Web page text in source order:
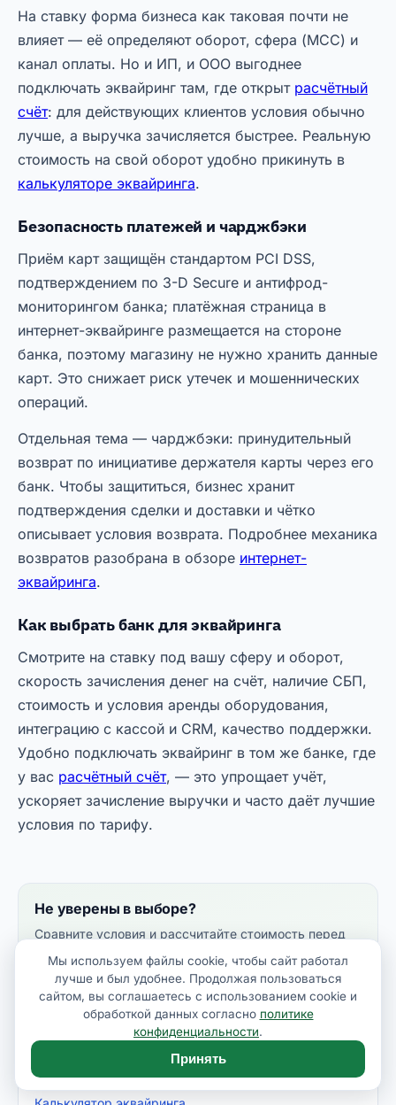
На ставку форма бизнеса как таковая почти не
влияет — её определяют оборот, сфера (MCC) и
канал оплаты. Но и ИП, и ООО выгоднее
подключать эквайринг там, где открыт расчётный
счёт: для действующих клиентов условия обычно
лучше, а выручка зачисляется быстрее. Реальную
стоимость на свой оборот удобно прикинуть в
калькуляторе эквайринга.
Безопасность платежей и чарджбэки
Приём карт защищён стандартом PCI DSS,
подтверждением по 3-D Secure и антифрод-
мониторингом банка; платёжная страница в
интернет-эквайринге размещается на стороне
банка, поэтому магазину не нужно хранить данные
карт. Это снижает риск утечек и мошеннических
операций.
Отдельная тема — чарджбэки: принудительный
возврат по инициативе держателя карты через его
банк. Чтобы защититься, бизнес хранит
подтверждения сделки и доставки и чётко
описывает условия возврата. Подробнее механика
возвратов разобрана в обзоре интернет-
эквайринга.
Как выбрать банк для эквайринга
Смотрите на ставку под вашу сферу и оборот,
скорость зачисления денег на счёт, наличие СБП,
стоимость и условия аренды оборудования,
интеграцию с кассой и CRM, качество поддержки.
Удобно подключать эквайринг в том же банке, где
у вас расчётный счёт, — это упрощает учёт,
ускоряет зачисление выручки и часто даёт лучшие
условия по тарифу.
Не уверены в выборе?
Сравните условия и рассчитайте стоимость перед
Калькулятор эквайринга
Мы используем файлы cookie, чтобы сайт работал
лучше и был удобнее. Продолжая пользоваться
сайтом, вы соглашаетесь с использованием cookie и
обработкой данных согласно политике
конфиденциальности.
Принять